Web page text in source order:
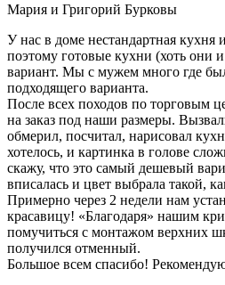
Мария и Григорий Бурковы
У нас в доме нестандартная кухня
поэтому готовые кухни (хоть они
вариант. Мы с мужем много где
подходящего варианта.
После всех походов по торговым
на заказ под наши размеры.
обмерил, посчитал, нарисовал
хотелось, и картинка в голове
скажу, что это самый дешевый
вписалась и цвет выбрала такой,
Примерно через 2 недели нам
красавицу! «Благодаря» нашим
помучиться с монтажом верхних
получился отменный.
Большое всем спасибо!